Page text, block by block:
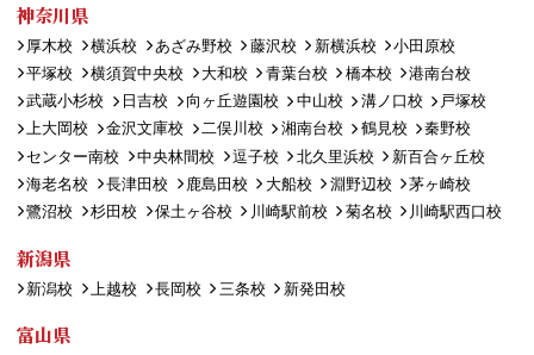
神奈川県
厚木校 横浜校 あざみ野校 藤沢校 新横浜校
小田原校
平塚校
横須賀中央校 大和校 青葉台校 橋本校
港南台校
武蔵小杉校
日吉校 向ヶ丘遊園校 中山校 溝ノ口校
戸塚校
上大岡校
金沢文庫校 二俣川校 湘南台校 鶴見校
秦野校
センター南校
中央林間校 逗子校 北久里浜校
新百合ヶ丘校
海老名校
長津田校 鹿島田校 大船校 淵野辺校
茅ヶ崎校
鷺沼校
杉田校 保土ヶ谷校 川崎駅前校 菊名校 川崎駅西口校
新潟県
新潟校 上越校 長岡校 三条校 新発田校
富山県